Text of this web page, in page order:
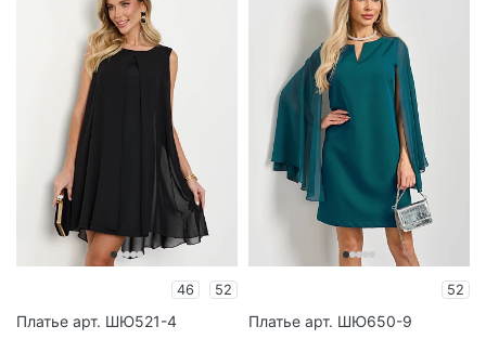
46 52
Платье арт. ШЮ521-4
52
Платье арт. ШЮ650-9